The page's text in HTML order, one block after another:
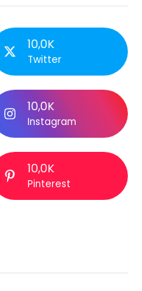
10,0K
Twitter
10,0K
Instagram
10,0K
Pinterest